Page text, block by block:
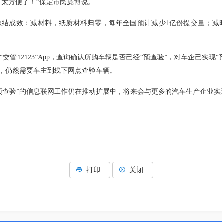
方便了！”保定市民庞博说。
成效：减材料，纸质材料归零，每年全国预计减少1亿份提交量；
管12123”App，查询确认所购车辆是否已经“预查验”，对车企已实现
仍然需要车主到线下网点查验车辆。
验”的信息联网工作仍在推动扩展中，将来会与更多的汽车生产企业
打印 关闭